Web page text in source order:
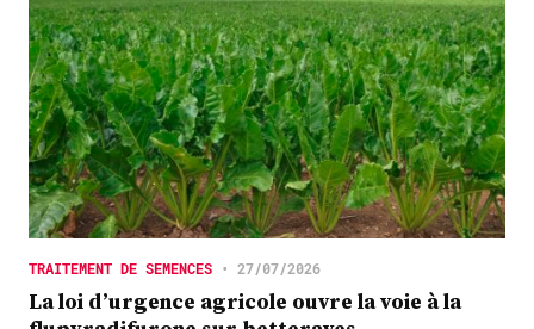
TRAITEMENT DE SEMENCES • 27/07/2026
La loi d’urgence agricole ouvre la voie à la